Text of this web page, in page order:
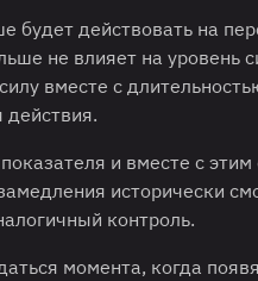
будет действовать на
не влияет на уровень
вместе с
действия.
и вместе с
исторически
контроль.
момента, когда